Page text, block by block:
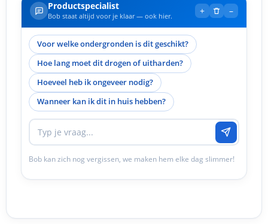
Productspecialist
Bob staat altijd voor je klaar — ook hier. + –
Voor welke ondergronden is dit geschikt?
Hoe lang moet dit drogen of uitharden?
Hoeveel heb ik ongeveer nodig?
Wanneer kan ik dit in huis hebben?
Bob kan zich nog vergissen, we maken hem elke dag slimmer!